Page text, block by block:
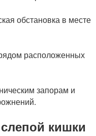
обстановка в месте
расположенных
запорам и
кишки